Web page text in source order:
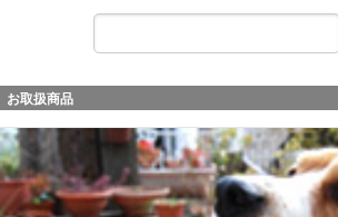
お取扱商品